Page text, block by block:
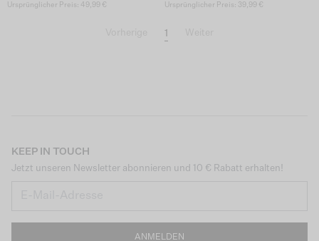
Ursprünglicher Preis: 49,99 € Ursprünglicher Preis: 39,99 €
1
KEEP IN TOUCH
Jetzt unseren Newsletter abonnieren und 10 € Rabatt erhalten!
ANMELDEN